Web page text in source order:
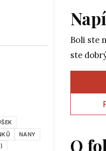
NANY
Boli ste
ste
O